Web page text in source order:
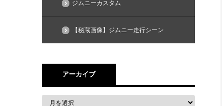
ジムニーカスタム
【秘蔵画像】ジムニー走行シーン
アーカイブ